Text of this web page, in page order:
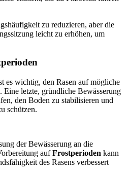
zu reduzieren, aber die
leicht zu erhöhen, um
es wichtig, den Rasen auf mögliche
Eine letzte, gründliche Bewässerung
den Boden zu stabilisieren und
schützen.
der Bewässerung an die
aufFrostperioden kann
des Rasens verbessert